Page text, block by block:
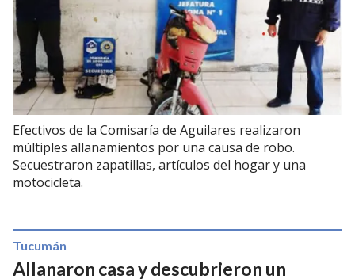
Efectivos de la Comisaría de Aguilares realizaron
múltiples allanamientos por una causa de robo.
Secuestraron zapatillas, artículos del hogar y una
motocicleta.
Allanaron casa y descubrieron un
Tucumán